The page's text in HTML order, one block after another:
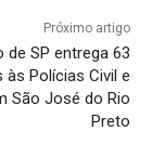
Próximo artigo
de SP entrega 63
às Polícias Civil e
São José do Rio
Preto